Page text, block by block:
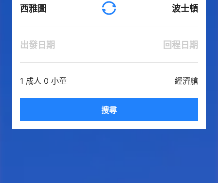
西雅圖 波士頓
出發日期 回程日期
1 成人 0 小童 經濟艙
搜尋